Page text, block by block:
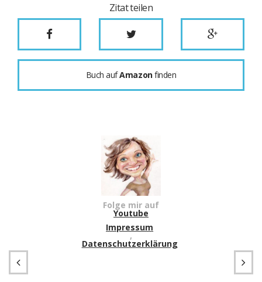
Zitat teilen
Buch aufAmazonfinden
Folge mir auf
Youtube
Impressum
,
Datenschutzerklärung